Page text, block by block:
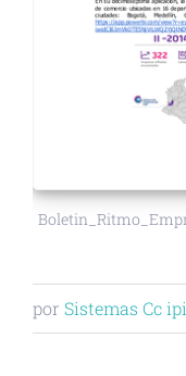
por Sistemas Cc